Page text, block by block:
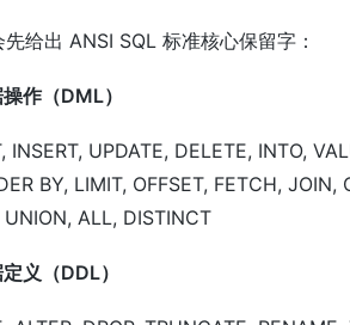
给出 ANSI SQL 标准核心保留字：
作（DML）
INSERT, UPDATE, DELETE, INTO,
BY, LIMIT, OFFSET, FETCH, JOIN,
UNION, ALL, DISTINCT
义（DDL）